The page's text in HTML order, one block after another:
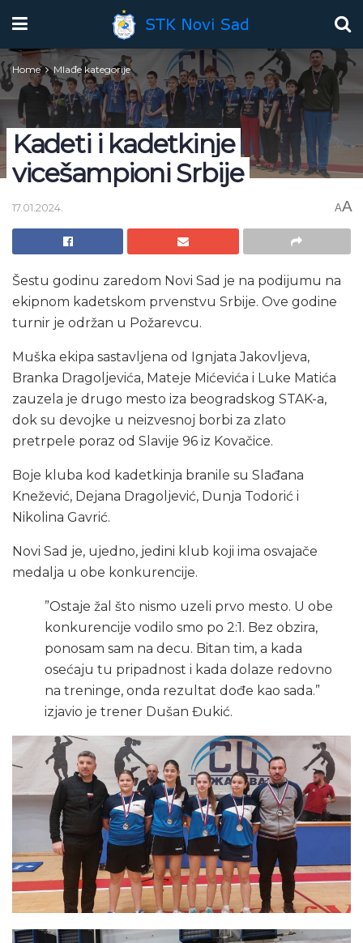
Home Mlađe kategorije
Kadeti i kadetkinje
vicešampioni Srbije
17.01.2024. AA
Šestu godinu zaredom Novi Sad je na podijumu na
ekipnom kadetskom prvenstvu Srbije. Ove godine
turnir je održan u Požarevcu.
Muška ekipa sastavljena od Ignjata Jakovljeva,
Branka Dragoljevića, Mateje Mićevića i Luke Matića
zauzela je drugo mesto iza beogradskog STAK-a,
dok su devojke u neizvesnoj borbi za zlato
pretrpele poraz od Slavije 96 iz Kovačice.
Boje kluba kod kadetkinja branile su Slađana
Knežević, Dejana Dragoljević, Dunja Todorić i
Nikolina Gavrić.
Novi Sad je, ujedno, jedini klub koji ima osvajače
medalja u obe konkurencije.
”Ostaje žal što nismo uzeli prvo mesto. U obe
konkurencije vodilo smo po 2:1. Bez obzira,
ponosam sam na decu. Bitan tim, a kada
osećaju tu pripadnost i kada dolaze redovno
na treninge, onda rezultat dođe kao sada.”
izjavio je trener Dušan Đukić.